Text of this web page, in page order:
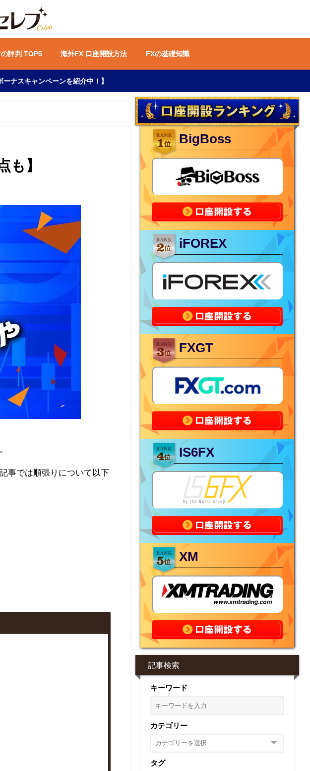
評判 TOP5 海外FX 口座開設方法 FXの基礎知識
ナスキャンペーンを紹介中！】
も】
事では順張りについて以下
BigBoss
iFOREX
FXGT
IS6FX
XM
記事検索
キーワード
カテゴリー
タグ